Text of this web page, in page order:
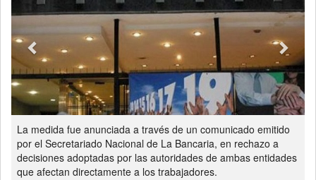
La medida fue anunciada a través de un comunicado emitido
por el Secretariado Nacional de La Bancaria, en rechazo a
decisiones adoptadas por las autoridades de ambas entidades
que afectan directamente a los trabajadores.